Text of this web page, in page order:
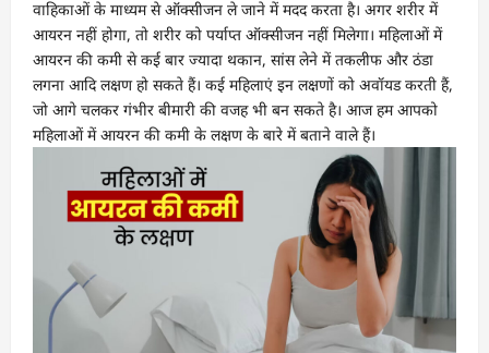
वाहिकाओं के माध्यम से ऑक्सीजन ले जाने में मदद करता है। अगर शरीर में
आयरन नहीं होगा, तो शरीर को पर्याप्त ऑक्सीजन नहीं मिलेगा। महिलाओं में
आयरन की कमी से कई बार ज्यादा थकान, सांस लेने में तकलीफ और ठंडा
लगना आदि लक्षण हो सकते हैं। कई महिलाएं इन लक्षणों को अवॉयड करती हैं,
जो आगे चलकर गंभीर बीमारी की वजह भी बन सकते है। आज हम आपको
महिलाओं में आयरन की कमी के लक्षण के बारे में बताने वाले हैं।